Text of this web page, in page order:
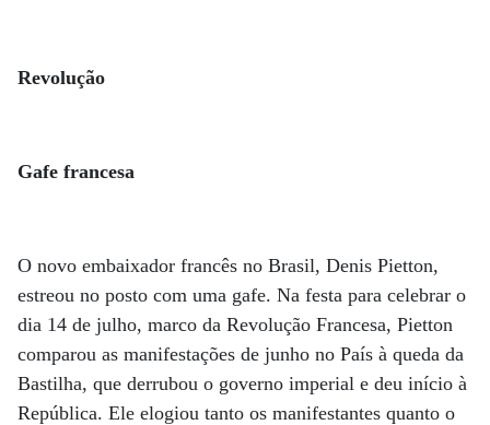
Revolução
Gafe francesa
O novo embaixador francês no Brasil, Denis Pietton,
estreou no posto com uma gafe. Na festa para celebrar o
dia 14 de julho, marco da Revolução Francesa, Pietton
comparou as manifestações de junho no País à queda da
Bastilha, que derrubou o governo imperial e deu início à
República. Ele elogiou tanto os manifestantes quanto o